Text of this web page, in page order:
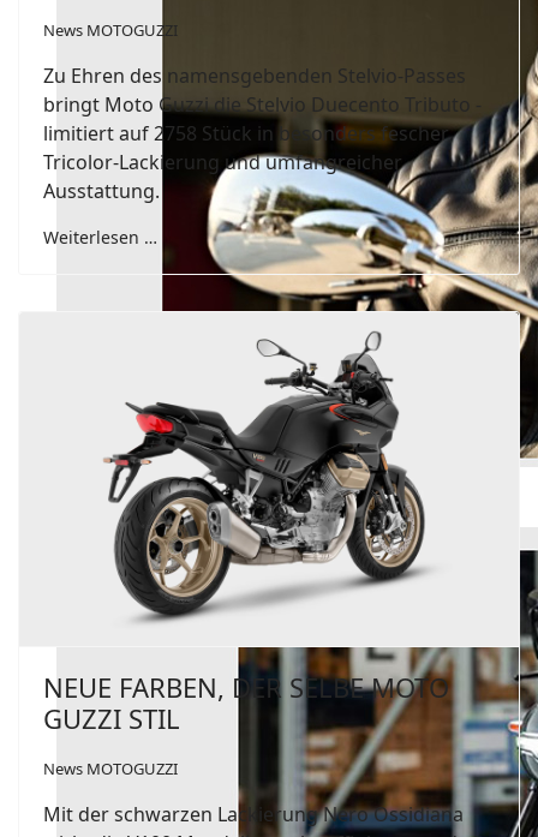
News MOTOGUZZI
Zu Ehren des namensgebenden Stelvio-Passes
bringt Moto Guzzi die Stelvio Duecento Tributo -
limitiert auf 2758 Stück in besonders fescher
Tricolor-Lackierung und umfangreicher
Ausstattung.
Weiterlesen …
NEUE FARBEN, DER SELBE MOTO
GUZZI STIL
News MOTOGUZZI
Mit der schwarzen Lackierung Nero Ossidiana